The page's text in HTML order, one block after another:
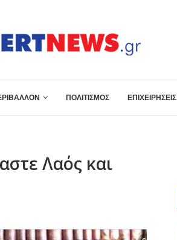
ΠΟΛΙΤΙΣΜΟΣ ΕΠΙΧΕΙΡΗΣΕΙΣ
Λαός και